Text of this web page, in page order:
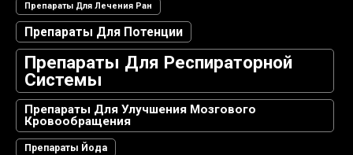
Препараты Для Лечения Ран
Препараты Для Потенции
Препараты Для Респираторной
Системы
Препараты Для Улучшения Мозгового
Кровообращения
Препараты Йода